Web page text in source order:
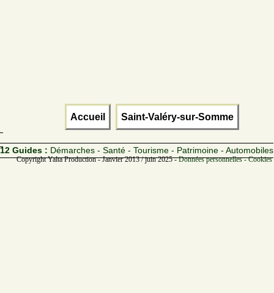
Accueil Saint-Valéry-sur-Somme
12 Guides : Démarches - Santé - Tourisme - Patrimoine - Automobiles
Copyright Yalta Production - Janvier 2013 / juin 2025 -Données personnelles -